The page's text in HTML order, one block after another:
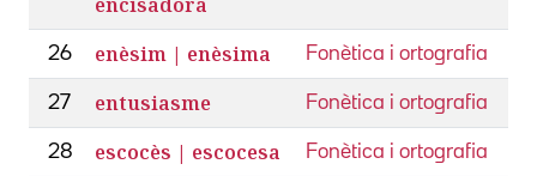
26 enèsim | enèsima Fonètica i ortografia
27 entusiasme Fonètica i ortografia
28 escocès | escocesa Fonètica i ortografia